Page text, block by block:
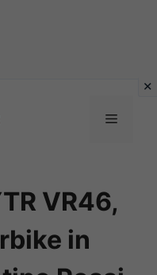
Menu
VR46,
in